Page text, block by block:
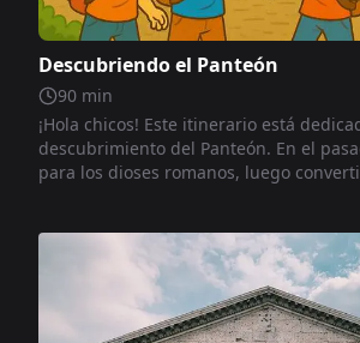
Descubriendo el Panteón
90 min
¡Hola chicos! Este itinerario está
descubrimiento del Panteón. En el
para los dioses romanos, luego
curiosidades sobre su arquitectura, la
óculo abierto al cielo y los muchos
dos mil años de historia.